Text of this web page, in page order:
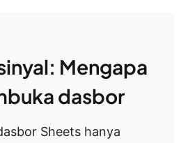
Mengapa
dasbor
Sheets hanya